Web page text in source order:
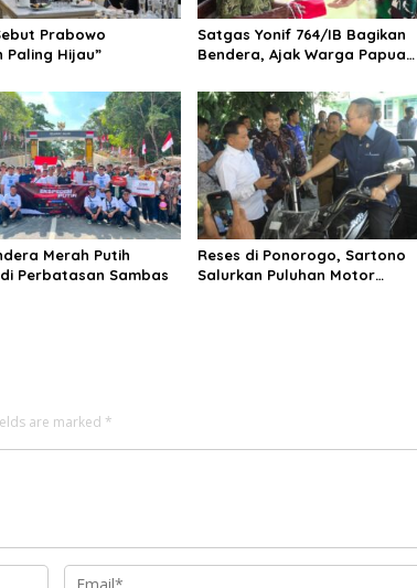
Prabowo
Paling Hijau”
Satgas Yonif 764/IB Bagikan
Bendera, Ajak Warga Papua
Merah Putih
Perbatasan Sambas
Reses di Ponorogo, Sartono
Salurkan Puluhan Motor
are marked *